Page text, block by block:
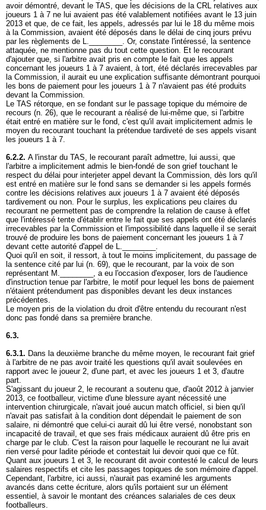
avoir démontré, devant le TAS, que les décisions de la CRL relatives aux
joueurs 1 à 7 ne lui avaient pas été valablement notifiées avant le 13 juin
2013 et que, de ce fait, les appels, adressés par lui le 18 du même mois
à la Commission, avaient été déposés dans le délai de cinq jours prévu
par les règlements de L.________. Or, constate l'intéressé, la sentence
attaquée, ne mentionne pas du tout cette question. Et le recourant
d'ajouter que, si l'arbitre avait pris en compte le fait que les appels
concernant les joueurs 1 à 7 avaient, à tort, été déclarés irrecevables par
la Commission, il aurait eu une explication suffisante démontrant pourquoi
les bons de paiement pour les joueurs 1 à 7 n'avaient pas été produits
devant la Commission.
Le TAS rétorque, en se fondant sur le passage topique du mémoire de
recours (n. 26), que le recourant a réalisé de lui-même que, si l'arbitre
était entré en matière sur le fond, c'est qu'il avait implicitement admis le
moyen du recourant touchant la prétendue tardiveté de ses appels visant
les joueurs 1 à 7.
6.2.2. A l'instar du TAS, le recourant paraît admettre, lui aussi, que
l'arbitre a implicitement admis le bien-fondé de son grief touchant le
respect du délai pour interjeter appel devant la Commission, dès lors qu'il
est entré en matière sur le fond sans se demander si les appels formés
contre les décisions relatives aux joueurs 1 à 7 avaient été déposés
tardivement ou non. Pour le surplus, les explications peu claires du
recourant ne permettent pas de comprendre la relation de cause à effet
que l'intéressé tente d'établir entre le fait que ses appels ont été déclarés
irrecevables par la Commission et l'impossibilité dans laquelle il se serait
trouvé de produire les bons de paiement concernant les joueurs 1 à 7
devant cette autorité d'appel de L.________.
Quoi qu'il en soit, il ressort, à tout le moins implicitement, du passage de
la sentence cité par lui (n. 69), que le recourant, par la voix de son
représentant M.________, a eu l'occasion d'exposer, lors de l'audience
d'instruction tenue par l'arbitre, le motif pour lequel les bons de paiement
n'étaient prétendument pas disponibles devant les deux instances
précédentes.
Le moyen pris de la violation du droit d'être entendu du recourant n'est
donc pas fondé dans sa première branche.
6.3.
6.3.1. Dans la deuxième branche du même moyen, le recourant fait grief
à l'arbitre de ne pas avoir traité les questions qu'il avait soulevées en
rapport avec le joueur 2, d'une part, et avec les joueurs 1 et 3, d'autre
part.
S'agissant du joueur 2, le recourant a soutenu que, d'août 2012 à janvier
2013, ce footballeur, victime d'une blessure ayant nécessité une
intervention chirurgicale, n'avait joué aucun match officiel, si bien qu'il
n'avait pas satisfait à la condition dont dépendait le paiement de son
salaire, ni démontré que celui-ci aurait dû lui être versé, nonobstant son
incapacité de travail, et que ses frais médicaux auraient dû être pris en
charge par le club. C'est la raison pour laquelle le recourant ne lui avait
rien versé pour ladite période et contestait lui devoir quoi que ce fût.
Quant aux joueurs 1 et 3, le recourant dit avoir contesté le calcul de leurs
salaires respectifs et cite les passages topiques de son mémoire d'appel.
Cependant, l'arbitre, ici aussi, n'aurait pas examiné les arguments
avancés dans cette écriture, alors qu'ils portaient sur un élément
essentiel, à savoir le montant des créances salariales de ces deux
footballeurs.